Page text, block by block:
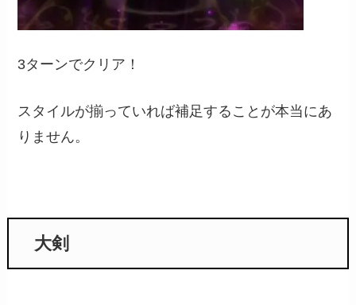
3ターンでクリア！
スタイルが揃っていれば補足することが本当にあ
りません。
大剣